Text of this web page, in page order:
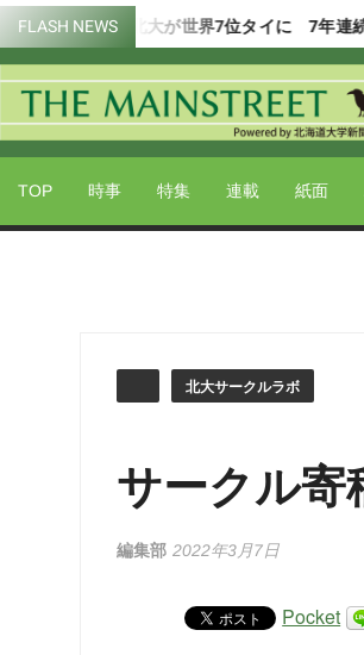
to
content
FLASH NEWS
、北大が世界7位タイに 7年連続国内1位
TOP 時事 特集 連載 紙面
北大サークルラボ
サークル
編集部 2022年3月7日
Pocket